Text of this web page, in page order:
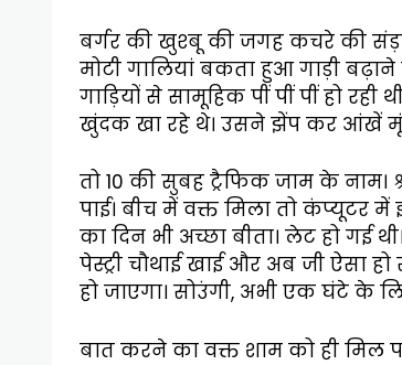
बर्गर की खुश्बू की जगह कचरे की
मोटी गालियां बकता हुआ गाड़ी बढ़ाने
गाड़ियों से सामूहिक पीं पीं पीं हो
खुंदक खा रहे थे। उसने झेंप कर आंखें
तो 10 की सुबह ट्रैफिक जाम के नाम।
पाई। बीच में वक्त मिला तो कंप्यूटर
का दिन भी अच्छा बीता। लेट हो गई
पेस्ट्री चौथाई खाई और अब जी ऐसा
हो जाएगा। सोउंगी, अभी एक घंटे के
बात करने का वक्त शाम को ही मिल